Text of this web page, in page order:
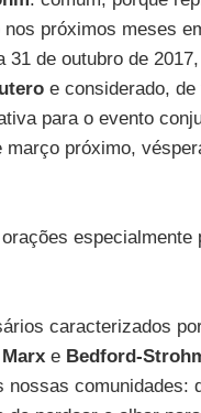
próximos meses
de outubro de
e considerado, de
para o evento
março próximo,
especialmente
caracterizados
Marxe Bedford-
nossas comunidades: